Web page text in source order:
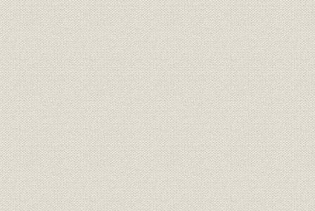
手数料 受入手数料 実績の本部別数値
(昭和59年
株式;販売 東証株式売買高4社シェア推移
1971年(昭
(昭和60年
有価証券;業界
4社保護預り有価証券残高の推
移
1971年(昭
(昭和60年
株式;業界
株式の引受・売出および募集・
売出の取扱い状況
1971年(
(昭和57年